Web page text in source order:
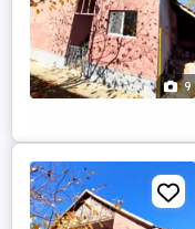
9